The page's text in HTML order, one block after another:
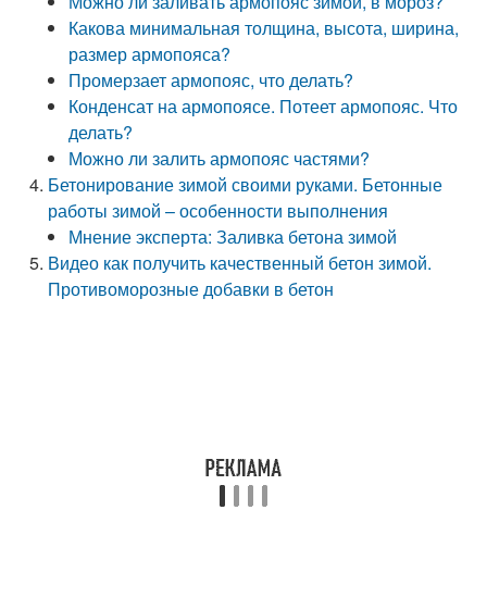
Какова минимальная толщина, высота, ширина,
размер армопояса?
Промерзает армопояс, что делать?
Конденсат на армопоясе. Потеет армопояс. Что
делать?
Можно ли залить армопояс частями?
Бетонирование зимой своими руками. Бетонные
работы зимой – особенности выполнения
Мнение эксперта: Заливка бетона зимой
Видео как получить качественный бетон зимой.
Противоморозные добавки в бетон